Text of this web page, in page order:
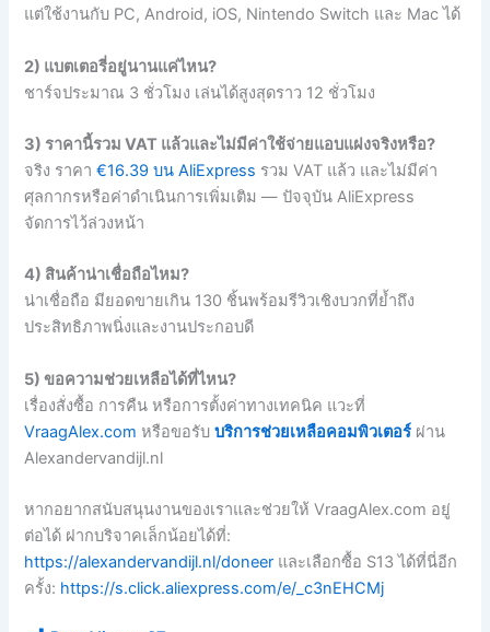
แต่ใช้งานกับ PC, Android, iOS, Nintendo Switch และ Mac ได้
2) แบตเตอรี่อยู่นานแค่ไหน?
ชาร์จประมาณ 3 ชั่วโมง เล่นได้สูงสุดราว 12 ชั่วโมง
3) ราคานี้รวม VAT แล้วและไม่มีค่าใช้จ่ายแอบแฝงจริงหรือ?
จริง ราคา€16.39 บน AliExpress รวม VAT แล้ว และไม่มีค่า
ศุลกากรหรือค่าดำเนินการเพิ่มเติม — ปัจจุบัน AliExpress
จัดการไว้ล่วงหน้า
4) สินค้าน่าเชื่อถือไหม?
น่าเชื่อถือ มียอดขายเกิน 130 ชิ้นพร้อมรีวิวเชิงบวกที่ย้ำถึง
ประสิทธิภาพนิ่งและงานประกอบดี
5) ขอความช่วยเหลือได้ที่ไหน?
เรื่องสั่งซื้อ การคืน หรือการตั้งค่าทางเทคนิค แวะที่
VraagAlex.com หรือขอรับบริการช่วยเหลือคอมพิวเตอร์ ผ่าน
Alexandervandijl.nl
หากอยากสนับสนุนงานของเราและช่วยให้ VraagAlex.com อยู่
ต่อได้ ฝากบริจาคเล็กน้อยได้ที่:
https://alexandervandijl.nl/doneer และเลือกซื้อ S13 ได้ที่นี่อีก
ครั้ง: https://s.click.aliexpress.com/e/_c3nEHCMj